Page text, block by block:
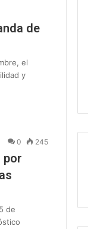
de
el
y
0 245
por
de